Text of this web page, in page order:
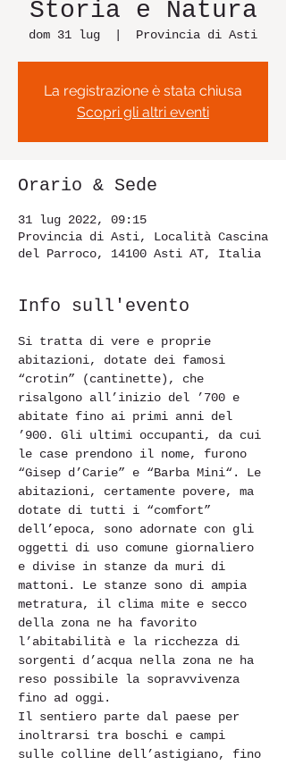
Storia e Natura
dom 31 lug Provincia di Asti
La registrazione è stata chiusa
Scopri gli altri eventi
Orario & Sede
31 lug 2022, 09:15
Provincia di Asti, Località Cascina
del Parroco, 14100 Asti AT, Italia
Info sull'evento
Si tratta di vere e proprie
abitazioni, dotate dei famosi
“crotin” (cantinette), che
risalgono all’inizio del ’700 e
abitate fino ai primi anni del
’900. Gli ultimi occupanti, da cui
le case prendono il nome, furono
“Gisep d’Carie” e “Barba Mini“. Le
abitazioni, certamente povere, ma
dotate di tutti i “comfort”
dell’epoca, sono adornate con gli
oggetti di uso comune giornaliero
e divise in stanze da muri di
mattoni. Le stanze sono di ampia
metratura, il clima mite e secco
della zona ne ha favorito
l’abitabilità e la ricchezza di
sorgenti d’acqua nella zona ne ha
reso possibile la sopravvivenza
fino ad oggi.
Il sentiero parte dal paese per
inoltrarsi tra boschi e campi
sulle colline dell’astigiano, fino